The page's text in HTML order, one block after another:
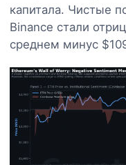
капитала. Чистые
Binance стали
среднем минус